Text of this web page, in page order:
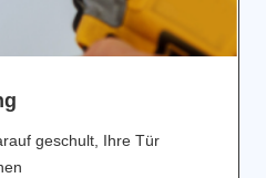
geschult, Ihre Tür